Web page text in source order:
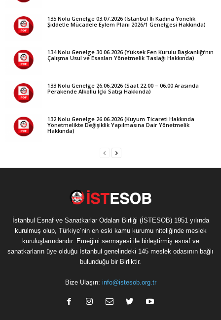
135 Nolu Genelge 03.07.2026 (İstanbul İli Kadına Yönelik
Şiddetle Mücadele Eylem Planı 2026/1 Genelgesi Hakkında)
134 Nolu Genelge 30.06.2026 (Yüksek Fen Kurulu Başkanlığı’nın
Çalışma Usul ve Esasları Yönetmelik Taslağı Hakkında)
133 Nolu Genelge 26.06.2026 (Saat 22.00 – 06.00 Arasında
Perakende Alkollü İçki Satışı Hakkında)
132 Nolu Genelge 26.06.2026 (Kuyum Ticareti Hakkında
Yönetmelikte Değişiklik Yapılmasına Dair Yönetmelik
Hakkında)
İstanbul Esnaf ve Sanatkarlar Odaları Birliği (İSTESOB) 1951 yılında
kurulmuş olup, Türkiye’nin en eski kamu kurumu niteliğinde meslek
kuruluşlarındandır. Emeğini sermayesi ile birleştirmiş esnaf ve
sanatkarların üye olduğu İstanbul genelindeki 145 meslek odasının bağlı
bulunduğu bir Birliktir.
Bize Ulaşın: info@istesob.org.tr